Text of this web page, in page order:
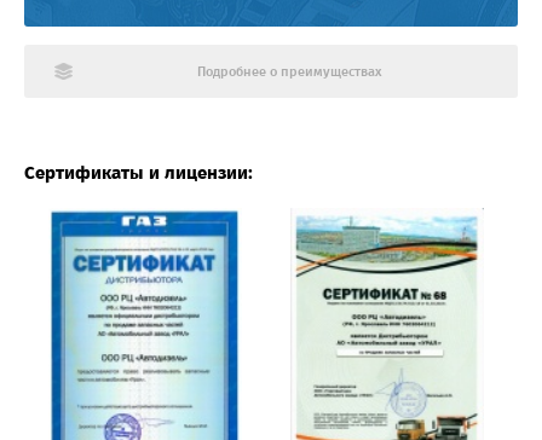
Подробнее о преимуществах
Сертификаты и лицензии: